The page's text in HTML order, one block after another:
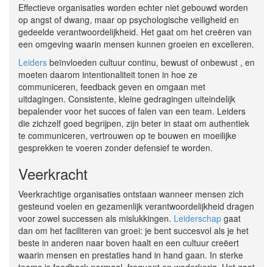
Effectieve organisaties worden echter niet gebouwd worden
op angst of dwang, maar op psychologische veiligheid en
gedeelde verantwoordelijkheid. Het gaat om het creëren van
een omgeving waarin mensen kunnen groeien en excelleren.
Leiders beïnvloeden cultuur continu, bewust of onbewust , en
moeten daarom intentionaliteit tonen in hoe ze
communiceren, feedback geven en omgaan met
uitdagingen. Consistente, kleine gedragingen uiteindelijk
bepalender voor het succes of falen van een team. Leiders
die zichzelf goed begrijpen, zijn beter in staat om authentiek
te communiceren, vertrouwen op te bouwen en moeilijke
gesprekken te voeren zonder defensief te worden.
Veerkracht
Veerkrachtige organisaties ontstaan wanneer mensen zich
gesteund voelen en gezamenlijk verantwoordelijkheid dragen
voor zowel successen als mislukkingen. Leiderschap gaat
dan om het faciliteren van groei: je bent succesvol als je het
beste in anderen naar boven haalt en een cultuur creëert
waarin mensen en prestaties hand in hand gaan. In sterke